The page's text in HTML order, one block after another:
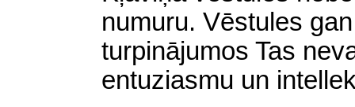
numuru. Vēstules
turpinājumos Tas
entuziasmu un